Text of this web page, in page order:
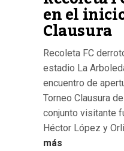
en el
Clausura
Recoleta FC
estadio La
encuentro de
Torneo Clausura
conjunto visitante
Héctor López y
más